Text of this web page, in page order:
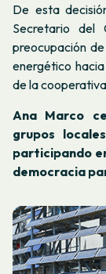
De esta
Secretario del
preocupación
energético
de la
Ana Marco
grupos
participando
democracia